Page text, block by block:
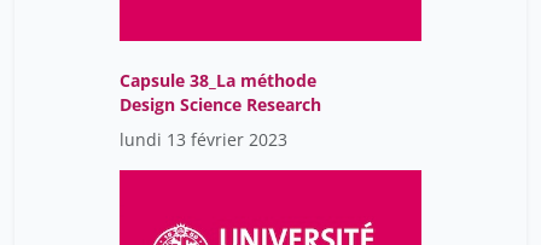
Capsule 38_La méthode
Design Science Research
lundi 13 février 2023